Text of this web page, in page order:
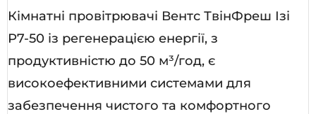
Кімнатні провітрювачі Вентс ТвінФреш Ізі
Р7-50 із регенерацією енергії, з
продуктивністю до 50 м³/год, є
високоефективними системами для
забезпечення чистого та комфортного